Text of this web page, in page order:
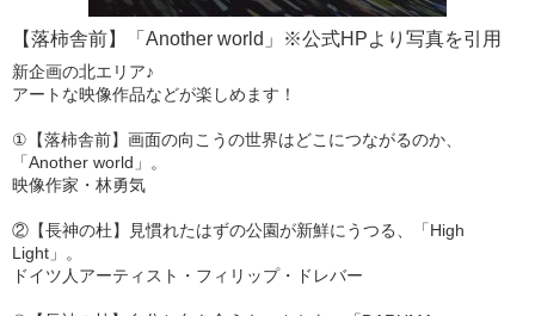
【落柿舎前】「Another world」※公式HPより写真を引用
新企画の北エリア♪
アートな映像作品などが楽しめます！
①【落柿舎前】画面の向こうの世界はどこにつながるのか、
「Another world」。
映像作家・林勇気
②【長神の杜】見慣れたはずの公園が新鮮にうつる、「High
Light」。
ドイツ人アーティスト・フィリップ・ドレバー